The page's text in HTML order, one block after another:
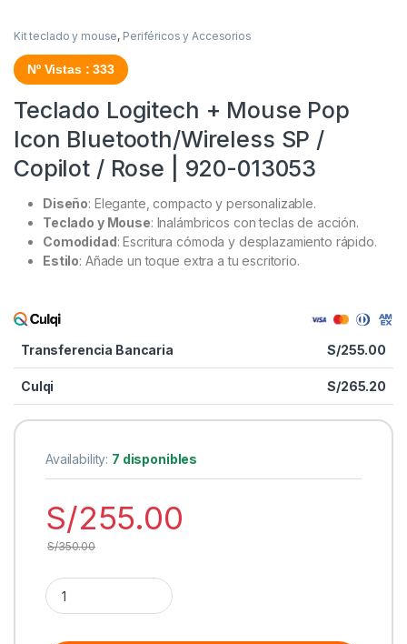
Kit teclado y mouse, Periféricos y Accesorios
Nº Vistas : 333
Teclado Logitech + Mouse Pop
Icon Bluetooth/Wireless SP /
Copilot / Rose | 920-013053
Diseño: Elegante, compacto y personalizable.
Teclado y Mouse: Inalámbricos con teclas de acción.
Comodidad: Escritura cómoda y desplazamiento rápido.
Estilo: Añade un toque extra a tu escritorio.
Transferencia Bancaria S/255.00
Culqi S/265.20
Availability: 7 disponibles
S/255.00
S/350.00
Cantidad Teclado Logitech + Mouse Pop Icon Bluetooth/